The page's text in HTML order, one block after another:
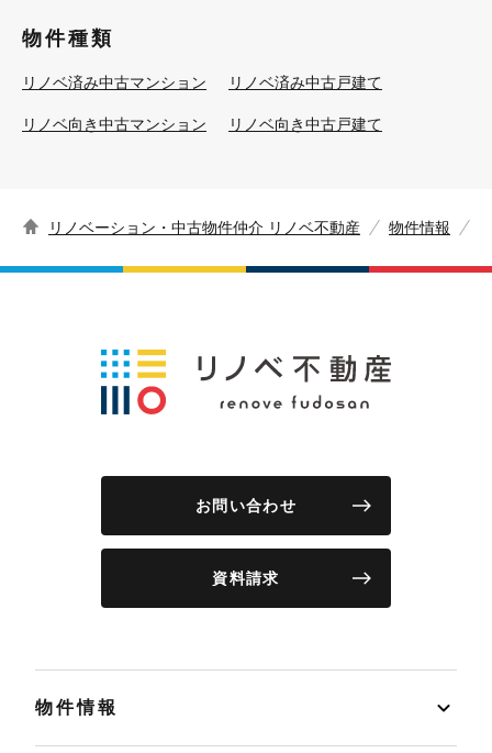
物件種類
リノベ済み中古マンション リノベ済み中古戸建て
リノベ向き中古マンション リノベ向き中古戸建て
リノベーション・中古物件仲介 リノベ不動産 物件情報
お問い合わせ
資料請求
物件情報